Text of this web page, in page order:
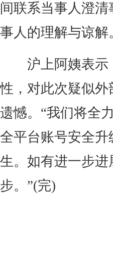
间联系当事人澄
事人的理解与谅解
沪上阿姨表示
性，对此次疑似
遗憾。“我们将全
全平台账号安全
生。如有进一步进
步。”(完)